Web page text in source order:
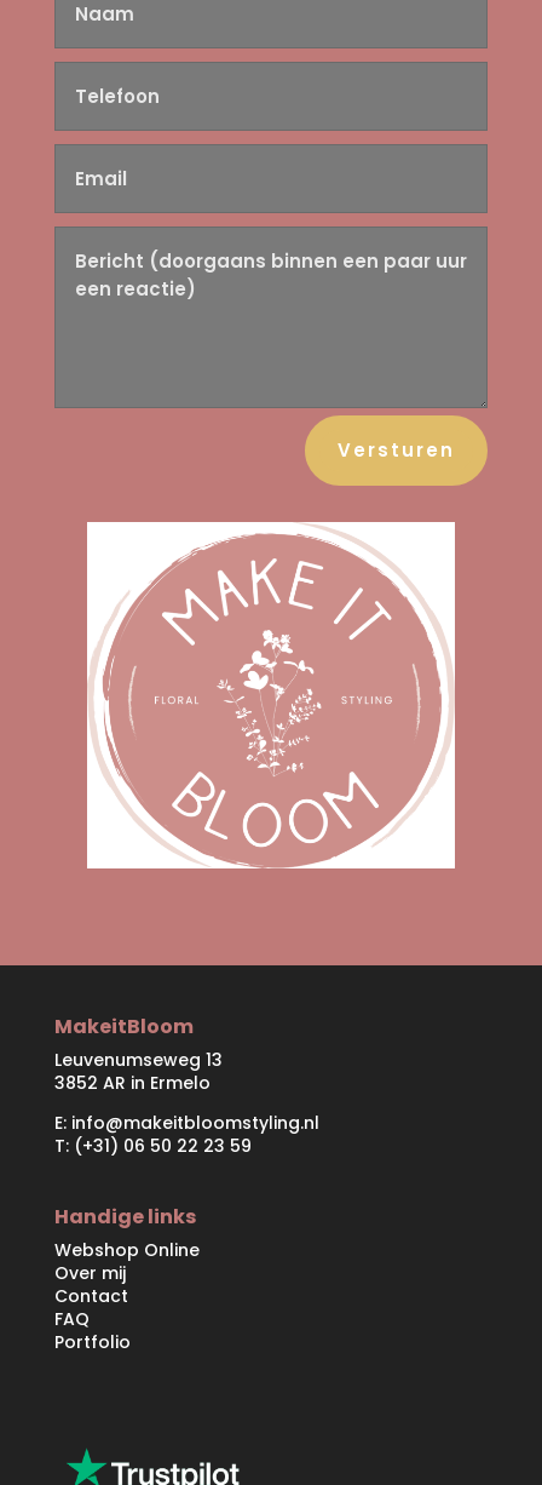
Versturen
MakeitBloom
Leuvenumseweg 13
3852 AR in Ermelo
E: info@makeitbloomstyling.nl
T: (+31) 06 50 22 23 59
Handige links
Webshop Online
Over mij
Contact
FAQ
Portfolio